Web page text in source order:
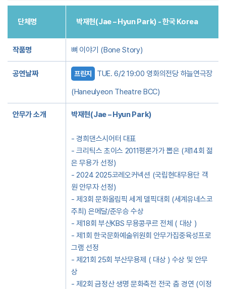
단체명 박재현(Jae – Hyun Park) - 한국 Korea
작품명 뼈 이야기 (Bone Story)
공연날짜 프린지
TUE. 6/2 19:00 영화의전당 하늘연극장
(Haneulyeon Theatre BCC)
안무가 소개 박재현(Jae – Hyun Park)
- 경희댄스시어터 대표
- 크리틱스 초이스 2011평론가가 뽑은 (제14회 젊
은 무용가 선정)
- 2024 2025코레오커넥션 (국립현대무용단 객
원 안무자 선정)
- 제3회 문화올림픽 세계 델픽대회 (세계유네스코
주최) 은메달/준우승 수상
- 제18회 부산KBS 무용콩쿠르 전체 ( 대상 )
- 제1회 한국문화예술위원회 안무가집중육성프로
그램 선정
- 제21회 25회 부산무용제 ( 대상 ) 수상 및 안무
상
- 제2회 금정산 생명 문화축전 전국 춤 경연 (이정